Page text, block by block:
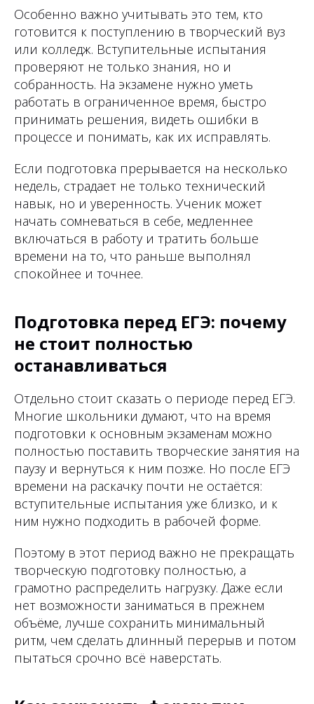
Особенно важно учитывать это тем, кто
готовится к поступлению в творческий вуз
или колледж. Вступительные испытания
проверяют не только знания, но и
собранность. На экзамене нужно уметь
работать в ограниченное время, быстро
принимать решения, видеть ошибки в
процессе и понимать, как их исправлять.
Если подготовка прерывается на несколько
недель, страдает не только технический
навык, но и уверенность. Ученик может
начать сомневаться в себе, медленнее
включаться в работу и тратить больше
времени на то, что раньше выполнял
спокойнее и точнее.
Подготовка перед ЕГЭ: почему
не стоит полностью
останавливаться
Отдельно стоит сказать о периоде перед ЕГЭ.
Многие школьники думают, что на время
подготовки к основным экзаменам можно
полностью поставить творческие занятия на
паузу и вернуться к ним позже. Но после ЕГЭ
времени на раскачку почти не остаётся:
вступительные испытания уже близко, и к
ним нужно подходить в рабочей форме.
Поэтому в этот период важно не прекращать
творческую подготовку полностью, а
грамотно распределить нагрузку. Даже если
нет возможности заниматься в прежнем
объёме, лучше сохранить минимальный
ритм, чем сделать длинный перерыв и потом
пытаться срочно всё наверстать.